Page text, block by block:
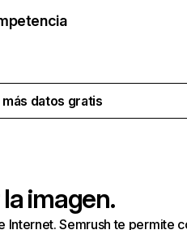
datos gratis
imagen.
Internet. Semrush te permite